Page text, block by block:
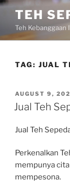
Skip
content
TEH
Teh Kebanggaan
TAG: JUAL
POSTED
ON
AUGUST 9,
Jual Teh
Jual Teh
Perkenalkan
mempunya
mempesona.